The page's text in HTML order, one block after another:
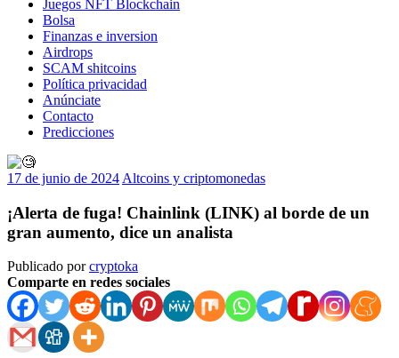
Juegos NFT Blockchain
Bolsa
Finanzas e inversion
Airdrops
SCAM shitcoins
Política privacidad
Anúnciate
Contacto
Predicciones
17 de junio de 2024 Altcoins y criptomonedas
¡Alerta de fuga! Chainlink (LINK) al borde de un
gran aumento, dice un analista
Publicado porcryptoka
Comparte en redes sociales